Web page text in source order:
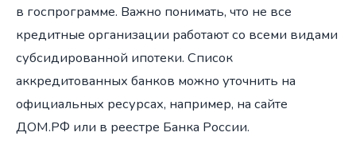
в госпрограмме. Важно понимать, что не все
кредитные организации работают со всеми видами
субсидированной ипотеки. Список
аккредитованных банков можно уточнить на
официальных ресурсах, например, на сайте
ДОМ.РФ или в реестре Банка России.